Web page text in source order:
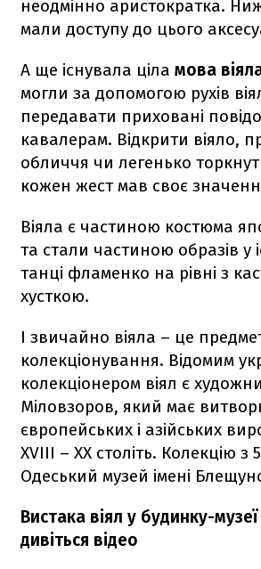
неодмінно аристократка.
мали доступу до цього
А ще існувала ціла мова
могли за допомогою рухів
передавати приховані
кавалерам. Відкрити віяло,
обличчя чи легенько
кожен жест мав своє
Віяла є частиною костюма
та стали частиною образів у
танці фламенко на рівні з
хусткою.
І звичайно віяла – це
колекціонування. Відомим
колекціонером віял є
Міловзоров, який має
європейських і азійських
XVIII – ХХ століть. Колекцію з
Одеський музей імені
Вистака віял у будинку-
дивіться відео